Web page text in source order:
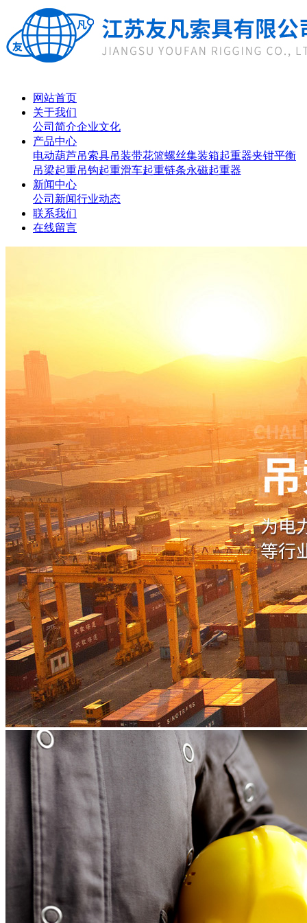
网站首页
关于我们
公司简介企业文化
产品中心
电动葫芦吊索具吊装带花篮螺丝集装箱起重器夹钳平衡
吊梁起重吊钩起重滑车起重链条永磁起重器
新闻中心
公司新闻行业动态
联系我们
在线留言